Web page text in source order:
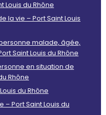
Louis du Rhône
la vie – Port Saint Louis
malade, âgée,
Saint Louis du Rhône
en situation de
Rhône
du Rhône
– Port Saint Louis du